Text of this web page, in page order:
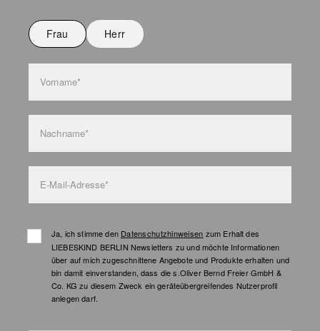
Nicht waschen
Frau Herr
Vorname*
Nachname*
E-Mail-Adresse*
Ja, ich stimme den Datenschutzhinweisen zum Erhalt des
LIEBESKIND BERLIN Newsletters zu und möchte Informationen
über auf mich zugeschnittene Angebote und Produkte erhalten und
bin damit einverstanden, dass die s.Oliver Bernd Freier GmbH &
Co. KG zu diesem Zweck ein geräteübergreifendes Nutzerprofil
anlegen darf.